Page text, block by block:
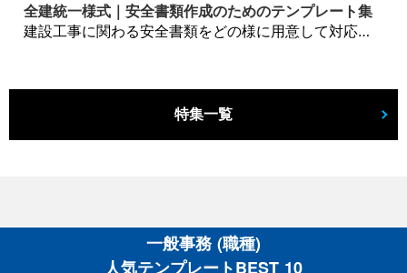
全建統一様式｜安全書類作成のためのテンプレート集
建設工事に関わる安全書類をどの様に用意して対応するか？関連書式テンプレートから書き方の注意点などの役立つコラムをbizoceanがお届けします。
特集一覧
一般事務 (職種)
人気テンプレートBEST 10